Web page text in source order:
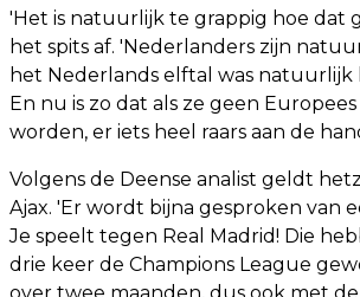
'Het is natuurlijk te grappig hoe dat
het spits af. 'Nederlanders zijn
het Nederlands elftal was natuurlijk
En nu is zo dat als ze geen
worden, er iets heel raars aan de
Volgens de Deense analist geldt
Ajax. 'Er wordt bijna gesproken van
Je speelt tegen Real Madrid! Die
drie keer de Champions League